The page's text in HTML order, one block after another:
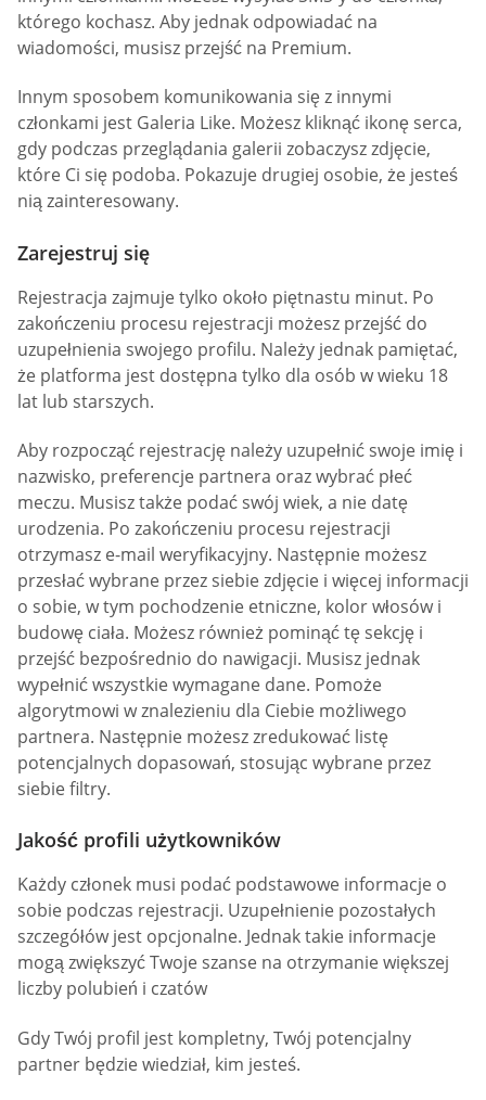
którego kochasz. Aby jednak odpowiadać na
wiadomości, musisz przejść na Premium.
Innym sposobem komunikowania się z innymi
członkami jest Galeria Like. Możesz kliknąć ikonę serca,
gdy podczas przeglądania galerii zobaczysz zdjęcie,
które Ci się podoba. Pokazuje drugiej osobie, że jesteś
nią zainteresowany.
Zarejestruj się
Rejestracja zajmuje tylko około piętnastu minut. Po
zakończeniu procesu rejestracji możesz przejść do
uzupełnienia swojego profilu. Należy jednak pamiętać,
że platforma jest dostępna tylko dla osób w wieku 18
lat lub starszych.
Aby rozpocząć rejestrację należy uzupełnić swoje imię i
nazwisko, preferencje partnera oraz wybrać płeć
meczu. Musisz także podać swój wiek, a nie datę
urodzenia. Po zakończeniu procesu rejestracji
otrzymasz e-mail weryfikacyjny. Następnie możesz
przesłać wybrane przez siebie zdjęcie i więcej informacji
o sobie, w tym pochodzenie etniczne, kolor włosów i
budowę ciała. Możesz również pominąć tę sekcję i
przejść bezpośrednio do nawigacji. Musisz jednak
wypełnić wszystkie wymagane dane. Pomoże
algorytmowi w znalezieniu dla Ciebie możliwego
partnera. Następnie możesz zredukować listę
potencjalnych dopasowań, stosując wybrane przez
siebie filtry.
Jakość profili użytkowników
Każdy członek musi podać podstawowe informacje o
sobie podczas rejestracji. Uzupełnienie pozostałych
szczegółów jest opcjonalne. Jednak takie informacje
mogą zwiększyć Twoje szanse na otrzymanie większej
liczby polubień i czatów
Gdy Twój profil jest kompletny, Twój potencjalny
partner będzie wiedział, kim jesteś.